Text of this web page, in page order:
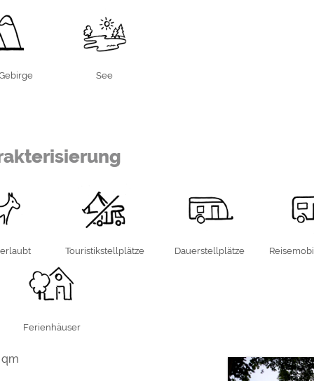
See
Bahnhof
Hessen
Knüll, Sommerrodelbahn sowie
Alsfeld.
Touristikstellplätze Dauerstellplätze
Ferienhäuser